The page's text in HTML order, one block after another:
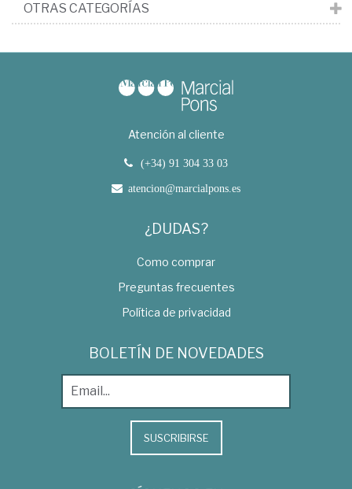
OTRAS CATEGORÍAS
Atención al cliente
(+34) 91 304 33 03
atencion@marcialpons.es
¿DUDAS?
Como comprar
Preguntas frecuentes
Política de privacidad
BOLETÍN DE NOVEDADES
SUSCRIBIRSE